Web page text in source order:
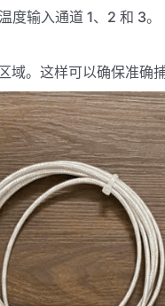
输入通道 1、2 和 3。
域。这样可以确保准确